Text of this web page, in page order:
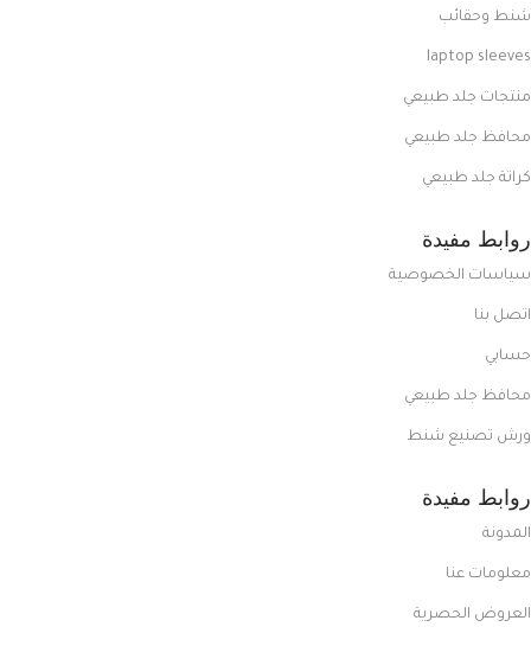
شنط وحقائب
laptop sleeves
منتجات جلد طبيعي
محافظ جلد طبيعي
كراتة جلد طبيعي
روابط مفيدة
سياسات الخصوصية
اتصل بنا
حسابي
محافظ جلد طبيعي
ورش تصنيع شنط
روابط مفيدة
المدونة
معلومات عنا
العروض الحصرية